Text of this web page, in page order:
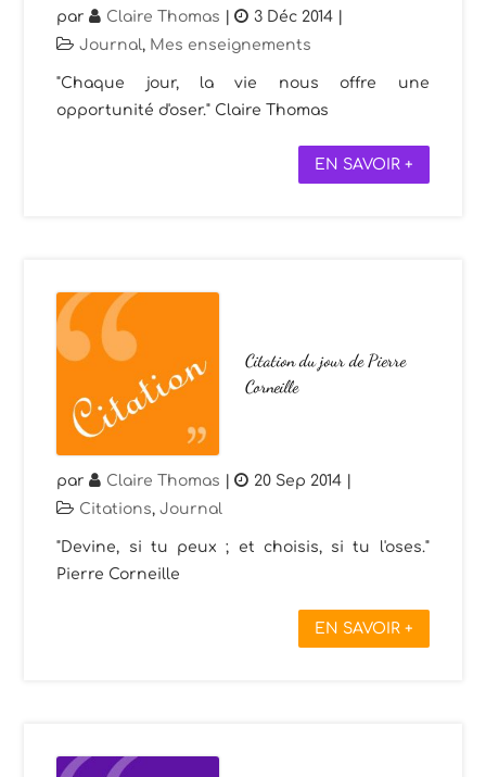
par Claire Thomas | 3 Déc 2014 |
Journal, Mes enseignements
"Chaque jour, la vie nous offre une
opportunité d'oser." Claire Thomas
EN SAVOIR +
Citation du jour de Pierre
Corneille
par Claire Thomas | 20 Sep 2014 |
Citations,Journal
"Devine, si tu peux ; et choisis, si tu l'oses."
Pierre Corneille
EN SAVOIR +